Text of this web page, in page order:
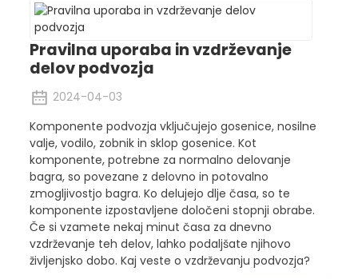
Pravilna uporaba in vzdrževanje
delov podvozja
2024-04-03
Komponente podvozja vključujejo gosenice, nosilne
valje, vodilo, zobnik in sklop gosenice. Kot
komponente, potrebne za normalno delovanje
bagra, so povezane z delovno in potovalno
zmogljivostjo bagra. Ko delujejo dlje časa, so te
komponente izpostavljene določeni stopnji obrabe.
Če si vzamete nekaj minut časa za dnevno
vzdrževanje teh delov, lahko podaljšate njihovo
življenjsko dobo. Kaj veste o vzdrževanju podvozja?